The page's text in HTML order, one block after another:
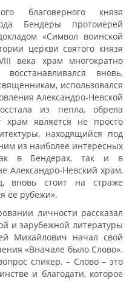
благоверного князя
Бендеры протоиерей
«Символ воинской
церкви святого князя
века храм многократно
вновь,
использовался
Александро-Невской
из пепла, обрела
храм является не просто
находящийся под
из наиболее интересных
как в Бендерах, так и в
Александро-Невский храм,
вновь стоит на страже
ее рубежи».
личности рассказал
и зарубежной литературы
Михайлович начал свой
«Вначале было Слово».
спикер. – Слово – это
и благодати, которое